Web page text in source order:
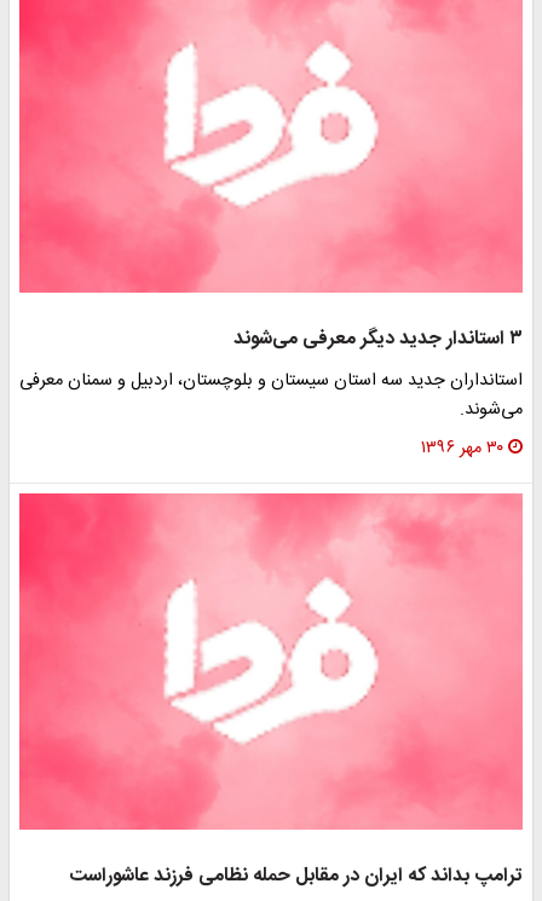
۳ استاندار جدید دیگر معرفی می‌شوند
استانداران جدید سه استان سیستان و بلوچستان، اردبیل و سمنان معرفی
می‌شوند.
۳۰ مهر ۱۳۹۶
ترامپ بداند که ایران در مقابل حمله‌ نظامی فرزند عاشوراست